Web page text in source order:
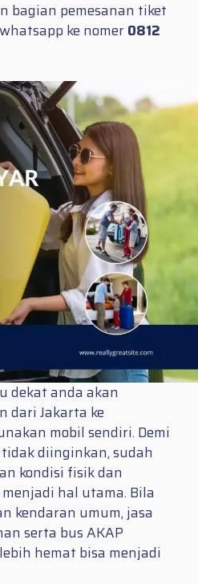
bagian pemesanan tiket
ke nomer0812
dekat anda akan
dari Jakarta ke
mobil sendiri. Demi
diinginkan, sudah
kondisi fisik dan
hal utama. Bila
kendaran umum, jasa
serta bus AKAP
hemat bisa menjadi